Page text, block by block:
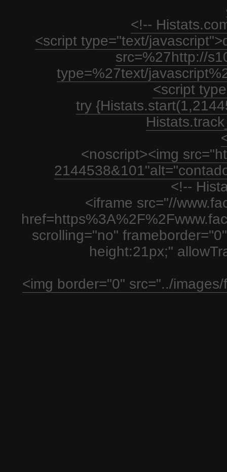
<!--
<script type="text/
src=%27http://
type=%27text/
<script
try
<noscript><img
<!--
<iframe src="//
scrolling="no"
height:21px;"
<img border="0" src="../